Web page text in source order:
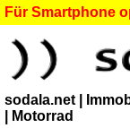
Für Smartphone
sodala.net |
| Motorrad